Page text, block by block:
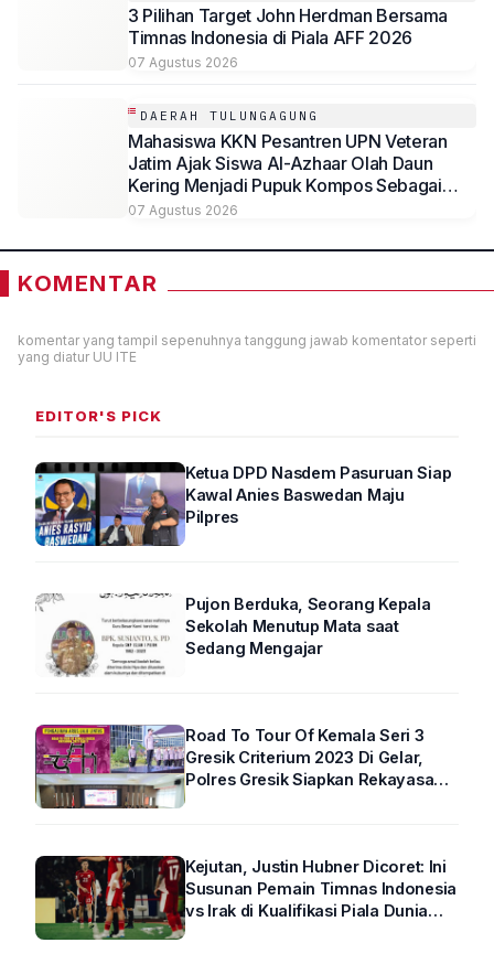
3 Pilihan Target John Herdman Bersama
Timnas Indonesia di Piala AFF 2026
07 Agustus 2026
DAERAH TULUNGAGUNG
Mahasiswa KKN Pesantren UPN Veteran
Jatim Ajak Siswa Al-Azhaar Olah Daun
Kering Menjadi Pupuk Kompos Sebagai
Solusi Ramah Lingkungan
07 Agustus 2026
KOMENTAR
komentar yang tampil sepenuhnya tanggung jawab komentator seperti
yang diatur UU ITE
EDITOR'S PICK
Ketua DPD Nasdem Pasuruan Siap
Kawal Anies Baswedan Maju
Pilpres
Pujon Berduka, Seorang Kepala
Sekolah Menutup Mata saat
Sedang Mengajar
Road To Tour Of Kemala Seri 3
Gresik Criterium 2023 Di Gelar,
Polres Gresik Siapkan Rekayasa
Kejutan, Justin Hubner Dicoret: Ini
Susunan Pemain Timnas Indonesia
vs Irak di Kualifikasi Piala Dunia